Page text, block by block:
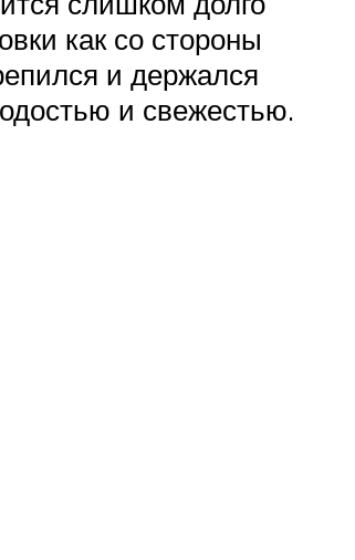
как со стороны
и держался
и свежестью.